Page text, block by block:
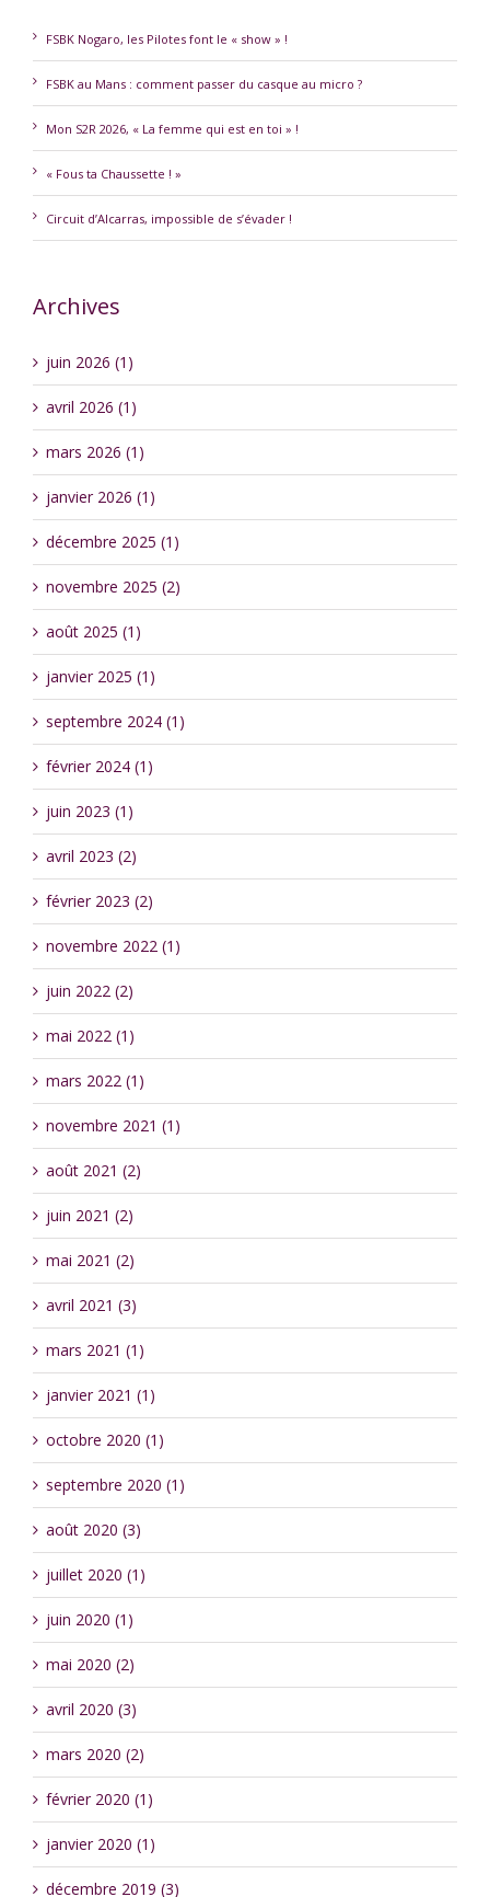
FSBK Nogaro, les Pilotes font le « show » !
FSBK au Mans : comment passer du casque au micro ?
Mon S2R 2026, « La femme qui est en toi » !
« Fous ta Chaussette ! »
Circuit d’Alcarras, impossible de s’évader !
Archives
juin 2026 (1)
avril 2026 (1)
mars 2026 (1)
janvier 2026 (1)
décembre 2025 (1)
novembre 2025 (2)
août 2025 (1)
janvier 2025 (1)
septembre 2024 (1)
février 2024 (1)
juin 2023 (1)
avril 2023 (2)
février 2023 (2)
novembre 2022 (1)
juin 2022 (2)
mai 2022 (1)
mars 2022 (1)
novembre 2021 (1)
août 2021 (2)
juin 2021 (2)
mai 2021 (2)
avril 2021 (3)
mars 2021 (1)
janvier 2021 (1)
octobre 2020 (1)
septembre 2020 (1)
août 2020 (3)
juillet 2020 (1)
juin 2020 (1)
mai 2020 (2)
avril 2020 (3)
mars 2020 (2)
février 2020 (1)
janvier 2020 (1)
décembre 2019 (3)